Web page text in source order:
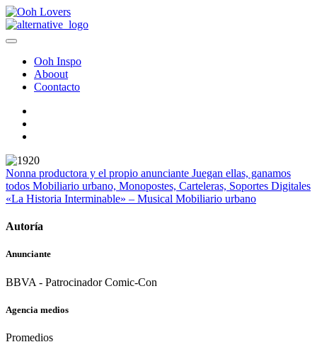
Ooh Inspo
Aboout
Coontacto
Nonna productora y el propio anunciante Juegan ellas, ganamos
todos Mobiliario urbano, Monopostes, Carteleras, Soportes Digitales
«La Historia Interminable» – Musical Mobiliario urbano
Autoría
Anunciante
BBVA - Patrocinador Comic-Con
Agencia medios
Promedios